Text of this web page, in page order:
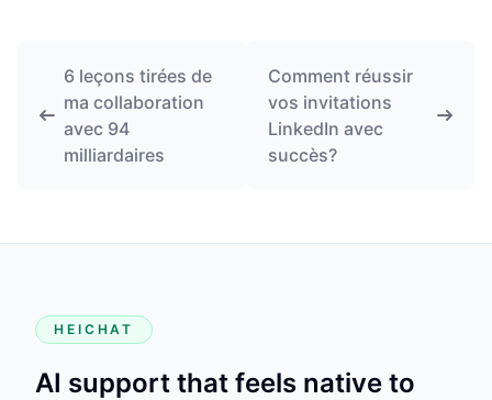
6 leçons tirées de
ma collaboration
avec 94
milliardaires
Comment réussir
vos invitations
LinkedIn avec
succès?
HEICHAT
AI support that feels native to